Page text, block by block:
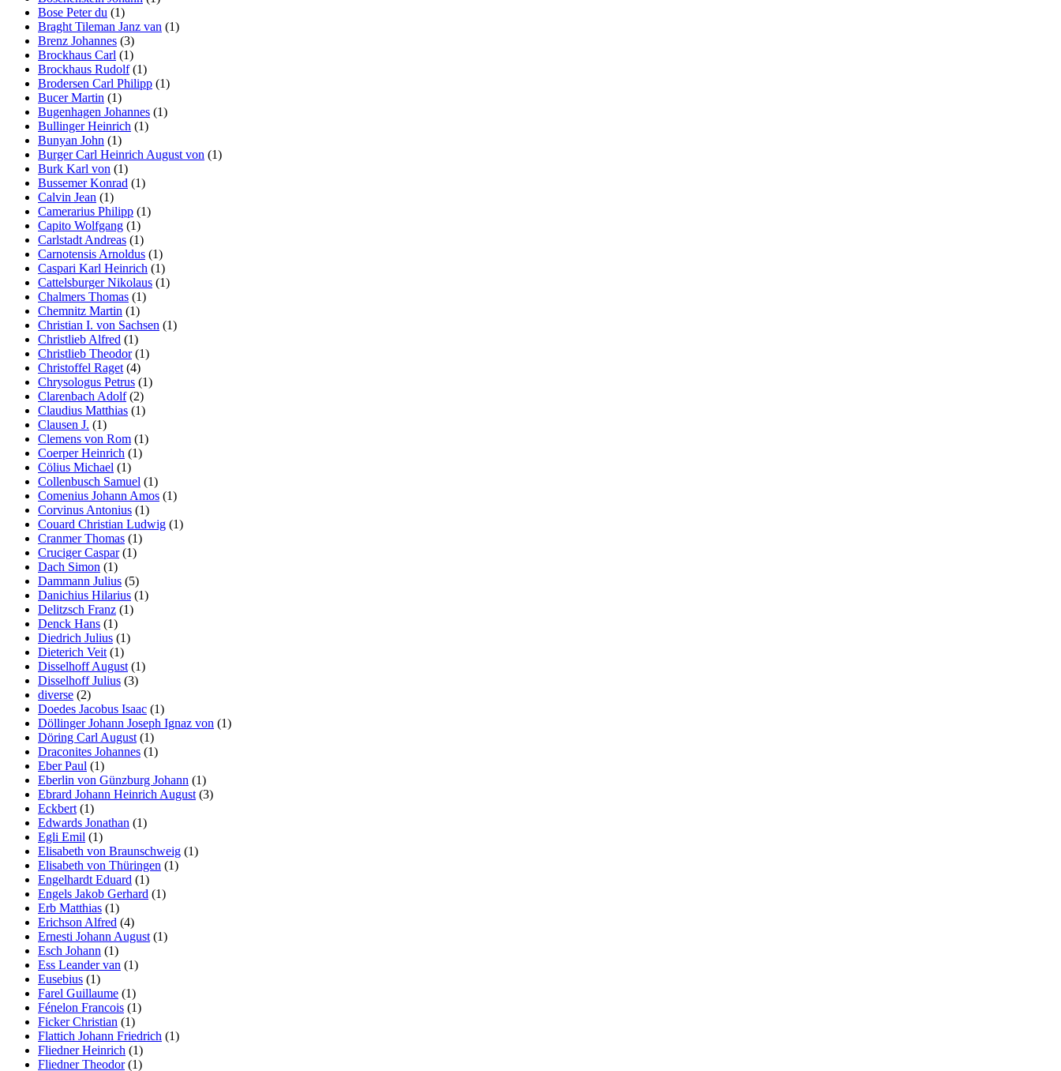
Bose Peter du (1)
Braght Tileman Janz van (1)
Brenz Johannes (3)
Brockhaus Carl (1)
Brockhaus Rudolf(1)
Brodersen Carl Philipp (1)
Bucer Martin (1)
Bugenhagen Johannes (1)
Bullinger Heinrich (1)
Bunyan John (1)
Burger Carl Heinrich August von (1)
Burk Karl von (1)
Bussemer Konrad (1)
Calvin Jean (1)
Camerarius Philipp (1)
Capito Wolfgang (1)
Carlstadt Andreas (1)
Carnotensis Arnoldus (1)
Caspari Karl Heinrich (1)
Cattelsburger Nikolaus (1)
Chalmers Thomas (1)
Chemnitz Martin (1)
Christian I. von Sachsen (1)
Christlieb Alfred (1)
Christlieb Theodor(1)
Christoffel Raget(4)
Chrysologus Petrus (1)
Clarenbach Adolf(2)
Claudius Matthias (1)
Clausen J. (1)
Clemens von Rom (1)
Coerper Heinrich (1)
Cölius Michael (1)
Collenbusch Samuel (1)
Comenius Johann Amos (1)
Corvinus Antonius (1)
Couard Christian Ludwig (1)
Cranmer Thomas (1)
Cruciger Caspar(1)
Dach Simon (1)
Dammann Julius (5)
Danichius Hilarius (1)
Delitzsch Franz (1)
Denck Hans (1)
Diedrich Julius (1)
Dieterich Veit(1)
Disselhoff August(1)
Disselhoff Julius (3)
diverse (2)
Doedes Jacobus Isaac (1)
Döllinger Johann Joseph Ignaz von (1)
Döring Carl August(1)
Draconites Johannes (1)
Eber Paul (1)
Eberlin von Günzburg Johann (1)
Ebrard Johann Heinrich August(3)
Eckbert(1)
Edwards Jonathan (1)
Egli Emil (1)
Elisabeth von Braunschweig (1)
Elisabeth von Thüringen (1)
Engelhardt Eduard (1)
Engels Jakob Gerhard (1)
Erb Matthias (1)
Erichson Alfred (4)
Ernesti Johann August(1)
Esch Johann (1)
Ess Leander van (1)
Eusebius (1)
Farel Guillaume (1)
Fénelon Francois (1)
Ficker Christian (1)
Flattich Johann Friedrich (1)
Fliedner Heinrich (1)
Fliedner Theodor(1)